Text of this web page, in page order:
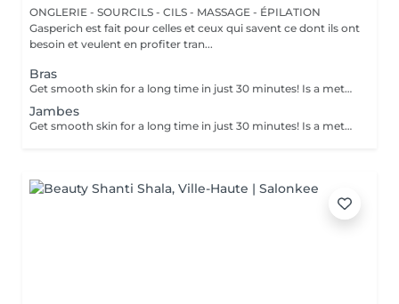
ONGLERIE - SOURCILS - CILS - MASSAGE - ÉPILATION
Gasperich est fait pour celles et ceux qui savent ce dont ils ont
besoin et veulent en profiter tran...
Bras
Get smooth skin for a long time in just 30 minutes! Is a method of hair removal when your hair is pulled out with warm wax with the hair follicle. How is wax epilation done? - preparation (the beautician applies a special antiseptic lotion to the skin) - wax is applied (the wax mixture is heated to a certain temperature, after which it is applied to the skin using a wooden stick) - depilation (after the wax hardens the beautician removes the wax strips with hair using sharp movements) - wax residue are removed (wax residues are cleaned off and aloe vera cream is applied) Age restrictions: recommended to do from 14 years. Post procedure recommendations: recommended to do not take hot bath, do not visit sauna, do not swim in the pool for 12 hours after the procedure - it can cause irritation. Frequency: once in 4 weeks.
Jambes
Get smooth skin for a long time in just 30 minutes! Is a method of hair removal when your hair is pulled out with warm wax with the hair follicle. How is wax epilation done? - preparation (the beautician applies a special antiseptic lotion to the skin) - wax is applied (the wax mixture is heated to a certain temperature, after which it is applied to the skin using a wooden stick) - depilation (after the wax hardens the beautician removes the wax strips with hair using sharp movements) - wax residue are removed (wax residues are cleaned off and aloe vera cream is applied) Age restrictions: recommended to do from 14 years. Post procedure recommendations: recommended to do not take hot bath, do not visit sauna, do not swim in the pool for 12 hours after the procedure - it can cause irritation. Frequency: once in 4 weeks.